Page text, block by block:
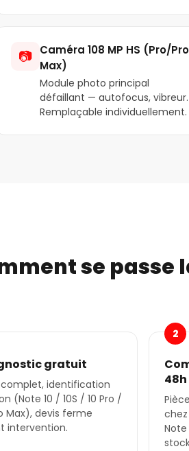
📷 Caméra 108 MP HS (Pro/Pro
Max)
Module photo principal
défaillant — autofocus, vibreur.
Remplaçable individuellement.
se passe
gratuit
identification
(Note 10 / 10S / 10 Pro /
Max), devis ferme
intervention.
2
48h
Note